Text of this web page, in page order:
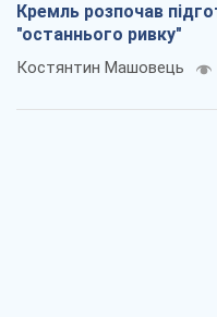
Кремль розпочав
"останнього ривку"
Костянтин Машовець